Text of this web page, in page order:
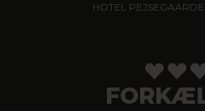
HOTEL